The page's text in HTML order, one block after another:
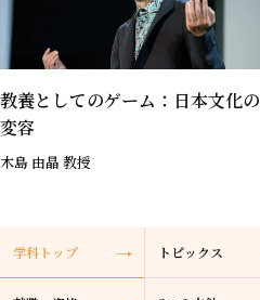
教養としてのゲーム：日本文化の
変容
木島 由晶 教授
学科トップ トピックス